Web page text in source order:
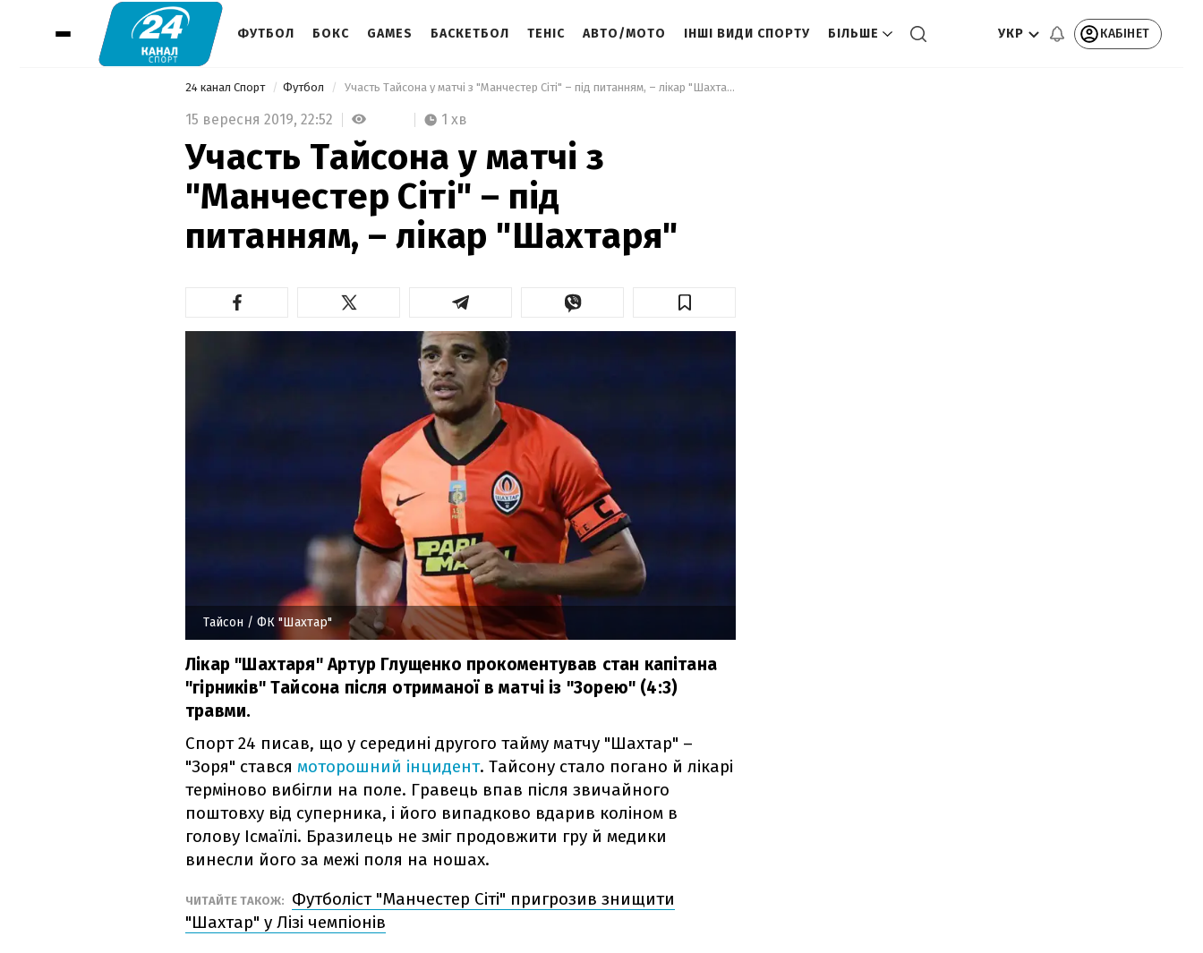
ФУТБОЛ БОКС GAMES БАСКЕТБОЛ ТЕНІС АВТО/МОТО ІНШІ ВИДИ СПОРТУ БІЛЬШЕ УКР КАБІНЕТ
24 канал Спорт Футбол Участь Тайсона у матчі з "Манчестер Сіті" – під питанням, – лікар "Шахтаря"
15 вересня 2019, 22:52 1 хв
Участь Тайсона у матчі з
"Манчестер Сіті" – під
питанням, – лікар "Шахтаря"
Тайсон / ФК "Шахтар"
Лікар "Шахтаря" Артур Глущенко прокоментував стан капітана
"гірників" Тайсона після отриманої в матчі із "Зорею" (4:3)
травми.
Спорт 24 писав, що у середині другого тайму матчу "Шахтар" –
"Зоря" стався моторошний інцидент. Тайсону стало погано й лікарі
терміново вибігли на поле. Гравець впав після звичайного
поштовху від суперника, і його випадково вдарив коліном в
голову Ісмаїлі. Бразилець не зміг продовжити гру й медики
винесли його за межі поля на ношах.
ЧИТАЙТЕ ТАКОЖ:
Футболіст "Манчестер Сіті" пригрозив знищити
"Шахтар" у Лізі чемпіонів